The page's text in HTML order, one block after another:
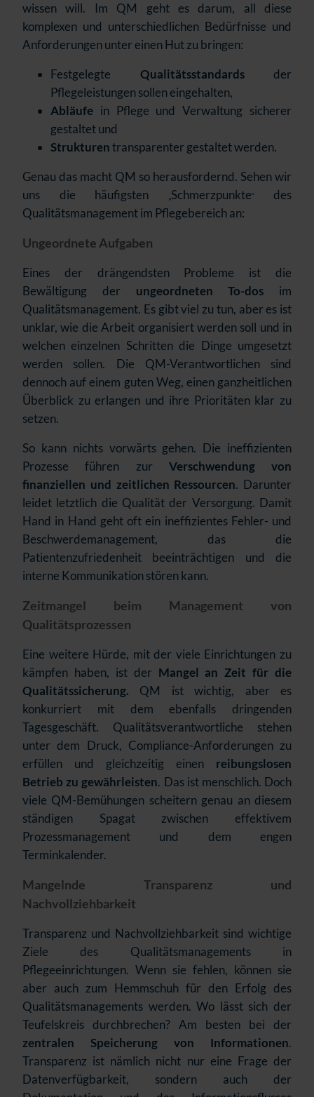
wissen will. Im QM geht es darum, all diese
komplexen und unterschiedlichen Bedürfnisse und
Anforderungen unter einen Hut zu bringen:
Festgelegte Qualitätsstandardsder
Pflegeleistungen sollen eingehalten,
Abläufe in Pflege und Verwaltung sicherer
gestaltet und
Strukturentransparenter gestaltet werden.
Genau das macht QM so herausfordernd. Sehen wir
uns die häufigsten
„Schmerzpunkte“des
Qualitätsmanagement im Pflegebereich an:
Ungeordnete Aufgaben
Eines der drängendsten Probleme ist die
Bewältigung der ungeordneten To-dos im
Qualitätsmanagement. Es gibt viel zu tun, aber es ist
unklar, wie die Arbeit organisiert werden soll und in
welchen einzelnen Schritten die Dinge umgesetzt
werden sollen. Die QM-Verantwortlichen sind
dennoch auf einem guten Weg, einen ganzheitlichen
Überblick zu erlangen und ihre Prioritäten klar zu
setzen.
So kann nichts vorwärts gehen. Die ineffizienten
Prozesse führen zur Verschwendung von
finanziellen und zeitlichen Ressourcen. Darunter
leidet letztlich die Qualität der Versorgung. Damit
Hand in Hand geht oft ein ineffizientes Fehler- und
Beschwerdemanagement, das die
Patientenzufriedenheit beeinträchtigen und die
interne Kommunikation stören kann.
Zeitmangel beim Management von
Qualitätsprozessen
Eine weitere Hürde, mit der viele Einrichtungen zu
kämpfen haben, ist der Mangel an Zeit für die
Qualitätssicherung. QM ist wichtig, aber es
konkurriert mit dem ebenfalls dringenden
Tagesgeschäft. Qualitätsverantwortliche stehen
unter dem Druck, Compliance-Anforderungen zu
erfüllen und gleichzeitig einen reibungslosen
Betrieb zu gewährleisten. Das ist menschlich. Doch
viele QM-Bemühungen scheitern genau an diesem
ständigen Spagat zwischen effektivem
Prozessmanagement und dem engen
Terminkalender.
Mangelnde Transparenz und
Nachvollziehbarkeit
Transparenz und Nachvollziehbarkeit sind wichtige
Ziele des Qualitätsmanagements in
Pflegeeinrichtungen. Wenn sie fehlen, können sie
aber auch zum Hemmschuh für den Erfolg des
Qualitätsmanagements werden. Wo lässt sich der
Teufelskreis durchbrechen? Am besten bei der
zentralen Speicherung von Informationen.
Transparenz ist nämlich nicht nur eine Frage der
Datenverfügbarkeit, sondern auch der